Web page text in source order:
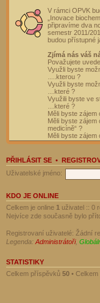
V rámci OPVK
„Inovace
připravíme dva
semestr 2011/
budou přístupné
Zjímá nás váš
Považujete
Využli byste
….kterou ?
Využli byste
…které ?
Využili byste ve
…které ?
Měli byste zájem
Měli byste zájem
medicíně“ ?
Měli byste zájem
PŘIHLÁSIT SE •
Uživatelské jméno:
KDO JE ONLINE
Celkem je online 1 uživatel :: 0
Nejvíce zde současně bylo
Registrovaní uživatelé: Žádní
Legenda: Administrátoři,
STATISTIKY
Celkem příspěvků 50 • Celkem